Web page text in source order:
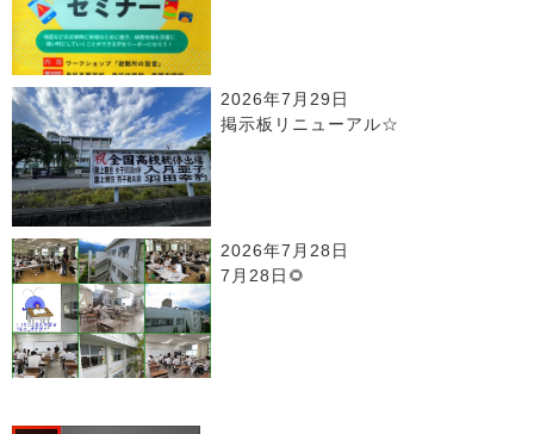
2026年7月29日
掲示板リニューアル☆
2026年7月28日
7月28日🌻